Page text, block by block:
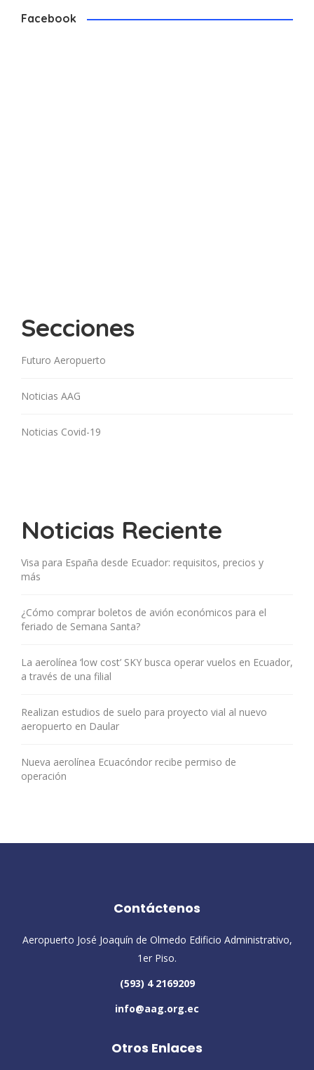
Facebook
Secciones
Futuro Aeropuerto
Noticias AAG
Noticias Covid-19
Noticias Reciente
Visa para España desde Ecuador: requisitos, precios y
más
¿Cómo comprar boletos de avión económicos para el
feriado de Semana Santa?
La aerolínea ‘low cost’ SKY busca operar vuelos en Ecuador,
a través de una filial
Realizan estudios de suelo para proyecto vial al nuevo
aeropuerto en Daular
Nueva aerolínea Ecuacóndor recibe permiso de
operación
Contáctenos
Aeropuerto José Joaquín de Olmedo Edificio Administrativo,
1er Piso.
(593) 4 2169209
info@aag.org.ec
Otros Enlaces